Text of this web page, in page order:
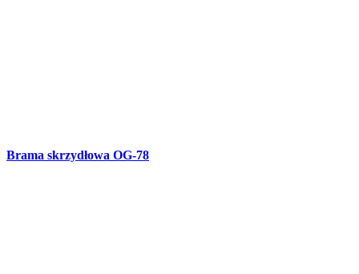
Balustrada kuta balkonowa B-73